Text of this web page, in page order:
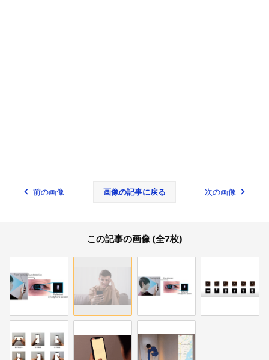
前の画像 画像の記事に戻る 次の画像
この記事の画像 (全7枚)